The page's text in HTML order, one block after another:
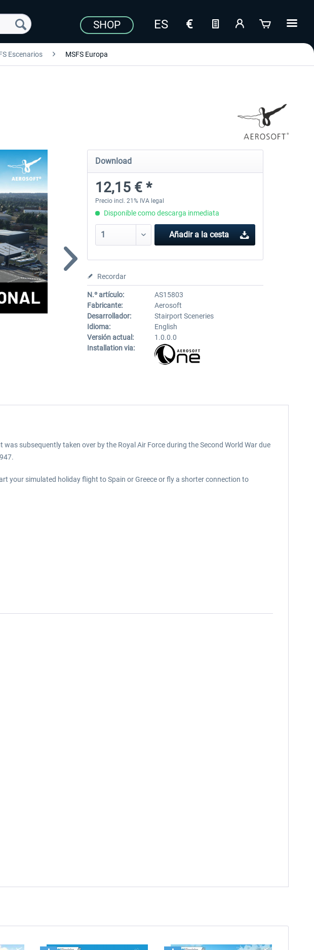
SHOP
Escenarios MSFS Europa
Download
12,15 € *
Precio incl. 21% IVA legal
Disponible como descarga inmediata
Añadir a la cesta
Recordar
N.º artículo:
AS15803
Fabricante:
Aerosoft
Desarrollador:
Stairport Sceneries
Idioma:
English
Versión actual:
1.0.0.0
Installation via:
subsequently taken over by the Royal Air Force during the Second World War due
your simulated holiday flight to Spain or Greece or fly a shorter connection to